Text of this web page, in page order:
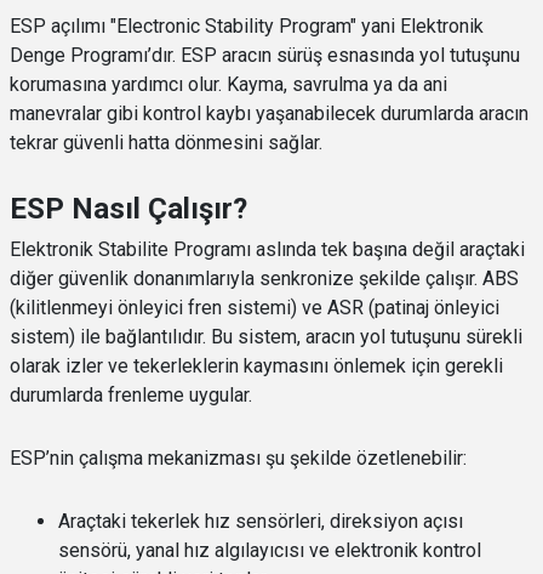
ESP açılımı "Electronic Stability Program" yani Elektronik
Denge Programı’dır. ESP aracın sürüş esnasında yol tutuşunu
korumasına yardımcı olur. Kayma, savrulma ya da ani
manevralar gibi kontrol kaybı yaşanabilecek durumlarda aracın
tekrar güvenli hatta dönmesini sağlar.
ESP Nasıl Çalışır?
Elektronik Stabilite Programı aslında tek başına değil araçtaki
diğer güvenlik donanımlarıyla senkronize şekilde çalışır. ABS
(kilitlenmeyi önleyici fren sistemi) ve ASR (patinaj önleyici
sistem) ile bağlantılıdır. Bu sistem, aracın yol tutuşunu sürekli
olarak izler ve tekerleklerin kaymasını önlemek için gerekli
durumlarda frenleme uygular.
ESP’nin çalışma mekanizması şu şekilde özetlenebilir:
Araçtaki tekerlek hız sensörleri, direksiyon açısı
sensörü, yanal hız algılayıcısı ve elektronik kontrol